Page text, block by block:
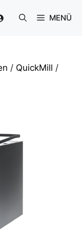
MENÜ
/ QuickMill /